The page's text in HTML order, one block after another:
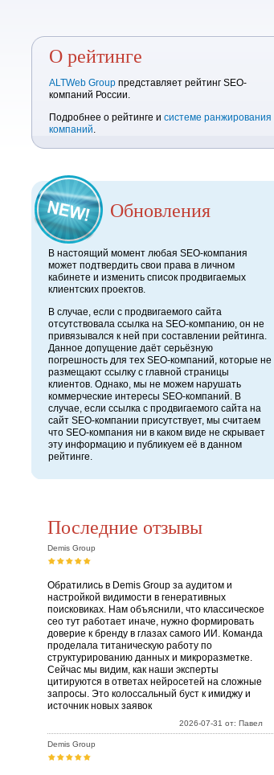
О рейтинге
ALTWeb Group представляет рейтинг SEO-
компаний России.
Подробнее о рейтинге и системе ранжирования
компаний.
Обновления
В настоящий момент любая SEO-компания
может подтвердить свои права в личном
кабинете и изменить список продвигаемых
клиентских проектов.
В случае, если с продвигаемого сайта
отсутствовала ссылка на SEO-компанию, он не
привязывался к ней при составлении рейтинга.
Данное допущение даёт серьёзную
погрешность для тех SEO-компаний, которые не
размещают ссылку с главной страницы
клиентов. Однако, мы не можем нарушать
коммерческие интересы SEO-компаний. В
случае, если ссылка с продвигаемого сайта на
сайт SEO-компании присутствует, мы считаем
что SEO-компания ни в каком виде не скрывает
эту информацию и публикуем её в данном
рейтинге.
Последние отзывы
Demis Group
Обратились в Demis Group за аудитом и
настройкой видимости в генеративных
поисковиках. Нам объяснили, что классическое
сео тут работает иначе, нужно формировать
доверие к бренду в глазах самого ИИ. Команда
проделала титаническую работу по
структурированию данных и микроразметке.
Сейчас мы видим, как наши эксперты
цитируются в ответах нейросетей на сложные
запросы. Это колоссальный буст к имиджу и
источник новых заявок
2026-07-31 от: Павел
Demis Group